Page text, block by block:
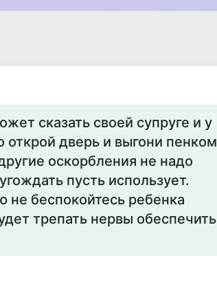
сказать своей супруге и у
открой дверь и выгони пенком
оскорбления не надо
пусть использует.
не беспокойтесь ребенка
трепать нервы обеспечить